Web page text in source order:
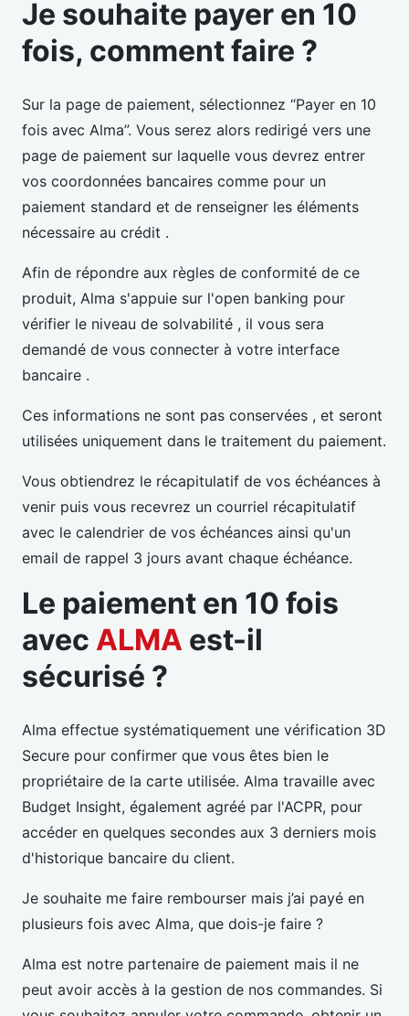
Je souhaite payer en 10
fois, comment faire ?
Sur la page de paiement, sélectionnez “Payer en 10
fois avec Alma”. Vous serez alors redirigé vers une
page de paiement sur laquelle vous devrez entrer
vos coordonnées bancaires comme pour un
paiement standard et de renseigner les éléments
nécessaire au crédit .
Afin de répondre aux règles de conformité de ce
produit, Alma s'appuie sur l'open banking pour
vérifier le niveau de solvabilité , il vous sera
demandé de vous connecter à votre interface
bancaire .
Ces informations ne sont pas conservées , et seront
utilisées uniquement dans le traitement du paiement.
Vous obtiendrez le récapitulatif de vos échéances à
venir puis vous recevrez un courriel récapitulatif
avec le calendrier de vos échéances ainsi qu'un
email de rappel 3 jours avant chaque échéance.
Le paiement en 10 fois
avec ALMA est-il
sécurisé ?
Alma effectue systématiquement une vérification 3D
Secure pour confirmer que vous êtes bien le
propriétaire de la carte utilisée. Alma travaille avec
Budget Insight, également agréé par l'ACPR, pour
accéder en quelques secondes aux 3 derniers mois
d'historique bancaire du client.
Je souhaite me faire rembourser mais j’ai payé en
plusieurs fois avec Alma, que dois-je faire ?
Alma est notre partenaire de paiement mais il ne
peut avoir accès à la gestion de nos commandes. Si